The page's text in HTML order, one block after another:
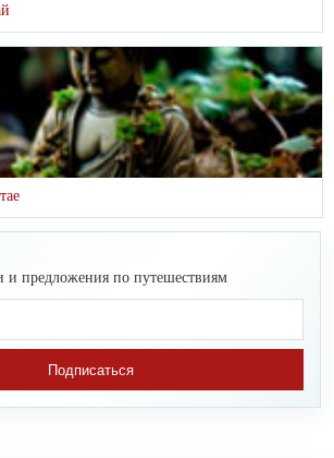
и предложения по путешествиям
Подписаться